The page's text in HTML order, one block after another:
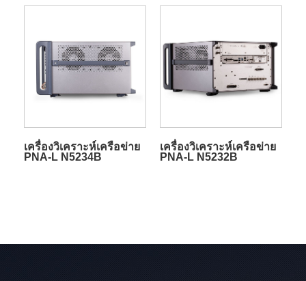
เครื่องวิเคราะห์เครือข่าย
PNA-L N5234B
เครื่องวิเคราะห์เครือข่าย
PNA-L N5232B